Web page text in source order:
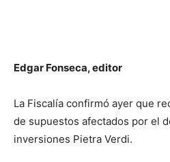
Edgar Fonseca, editor
La Fiscalía confirmó ayer que
de supuestos afectados por el
inversiones Pietra Verdi.